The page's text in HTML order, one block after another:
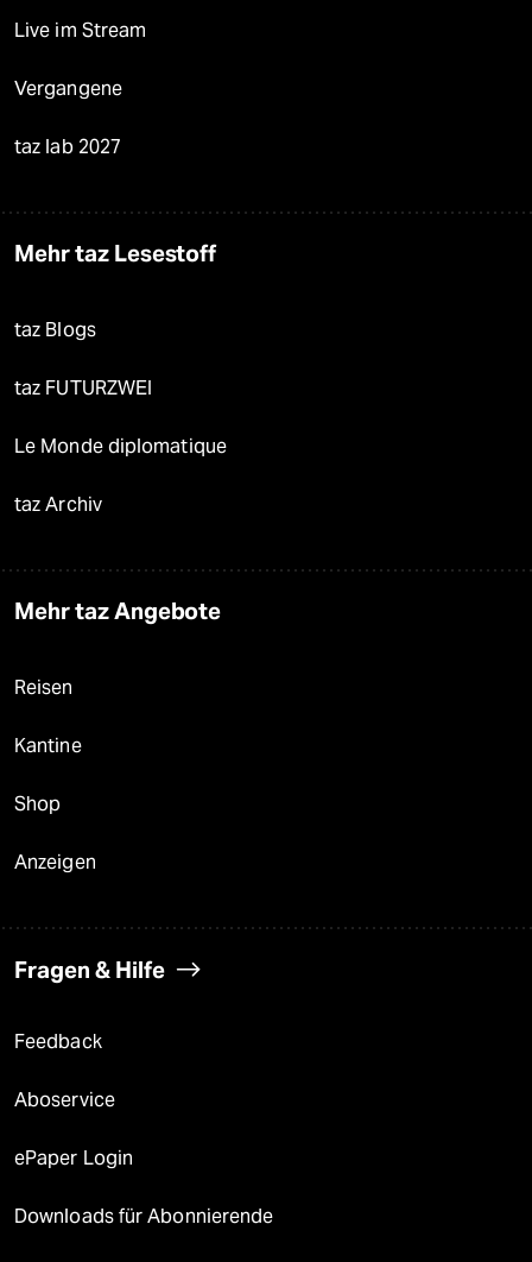
Live im Stream
Vergangene
taz lab 2027
Mehr taz Lesestoff
taz Blogs
taz FUTURZWEI
Le Monde diplomatique
taz Archiv
Mehr taz Angebote
Reisen
Kantine
Shop
Anzeigen
Fragen & Hilfe
Feedback
Aboservice
ePaper Login
Downloads für Abonnierende